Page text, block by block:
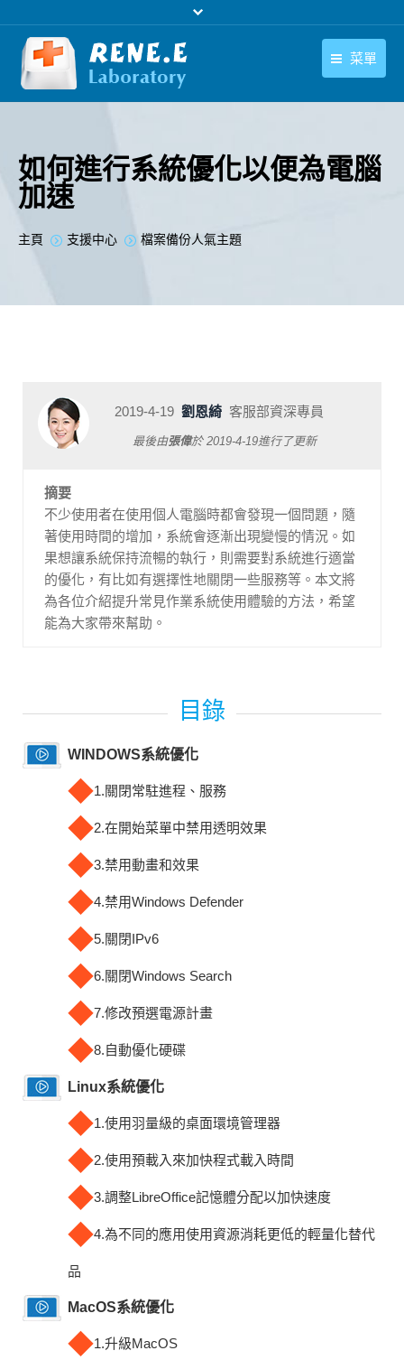
菜單
下載中心
聯絡我們
如何進行系統優化以便為電腦
加速
您在此处：
主頁 支援中心 檔案備份人氣主題
2019-4-19 劉恩綺 客服部資深專員
最後由張偉於2019-4-19進行了更新
摘要
不少使用者在使用個人電腦時都會發現一個問題，隨
著使用時間的增加，系統會逐漸出現變慢的情況。如
果想讓系統保持流暢的執行，則需要對系統進行適當
的優化，有比如有選擇性地關閉一些服務等。本文將
為各位介紹提升常見作業系統使用體驗的方法，希望
能為大家帶來幫助。
WINDOWS系統優化
◆1.關閉常駐進程、服務
◆2.在開始菜單中禁用透明效果
◆3.禁用動畫和效果
◆4.禁用Windows Defender
◆5.關閉IPv6
◆6.關閉Windows Search
◆7.修改預選電源計畫
◆8.自動優化硬碟
Linux系統優化
◆1.使用羽量級的桌面環境管理器
◆2.使用預載入來加快程式載入時間
◆3.調整LibreOffice記憶體分配以加快速度
◆4.為不同的應用使用資源消耗更低的輕量化替代
品
MacOS系統優化
◆1.升級MacOS